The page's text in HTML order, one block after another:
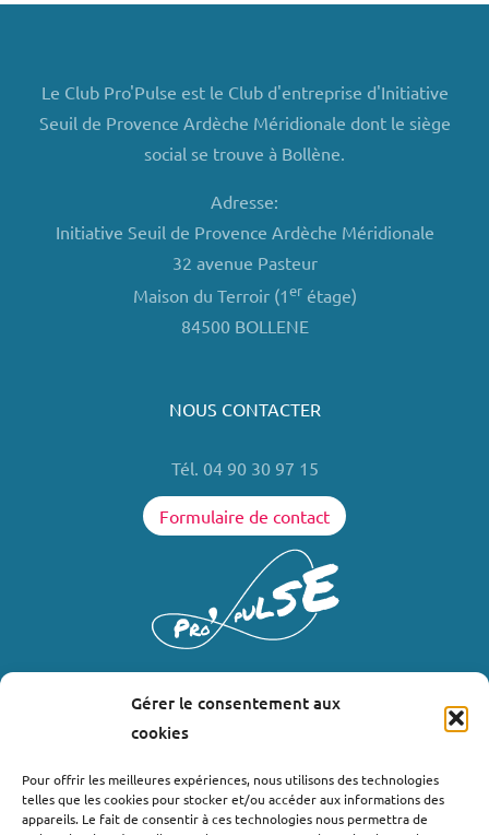
Gérer le consentement aux
cookies
Pour offrir les meilleures expériences, nous utilisons des technologies
telles que les cookies pour stocker et/ou accéder aux informations des
appareils. Le fait de consentir à ces technologies nous permettra de
Le Club Pro'Pulse est le Club d'entreprise d'Initiative
Seuil de Provence Ardèche Méridionale dont le siège
social se trouve à Bollène.
Adresse:
Initiative Seuil de Provence Ardèche Méridionale
32 avenue Pasteur
Maison du Terroir (1erétage)
84500 BOLLENE
NOUS CONTACTER
Tél. 04 90 30 97 15
Formulaire de contact
Où nous trouver ?
Bollène